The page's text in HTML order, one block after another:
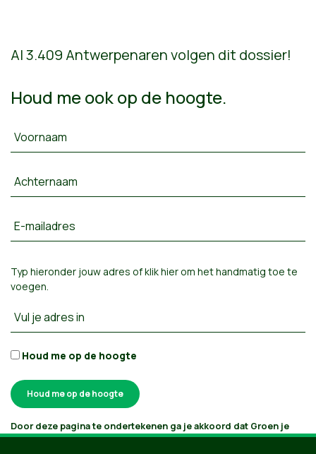
Al 3.409 Antwerpenaren volgen dit dossier!
Houd me ook op de hoogte.
Voornaam
Achternaam
E-mailadres
Typ hieronder jouw adres ofklik hier om het handmatig toe te
voegen.
Vul je adres in
Houd me op de hoogte
Door deze pagina te ondertekenen ga je akkoord dat Groen je
gegevens verwerkt en bijhoudt volgenshaar privacybeleid. Als je